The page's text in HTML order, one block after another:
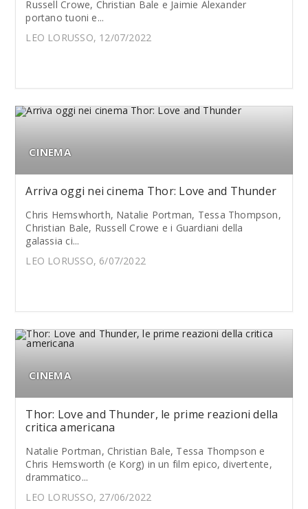
Russell Crowe, Christian Bale e Jaimie Alexander
portano tuoni e...
LEO LORUSSO, 12/07/2022
CINEMA
Arriva oggi nei cinema Thor: Love and Thunder
Chris Hemswhorth, Natalie Portman, Tessa Thompson,
Christian Bale, Russell Crowe e i Guardiani della
galassia ci...
LEO LORUSSO, 6/07/2022
CINEMA
Thor: Love and Thunder, le prime reazioni della
critica americana
Natalie Portman, Christian Bale, Tessa Thompson e
Chris Hemsworth (e Korg) in un film epico, divertente,
drammatico...
LEO LORUSSO, 27/06/2022